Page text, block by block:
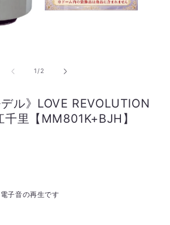
1/の
2
デル》LOVE REVOLUTION
里【MM801K+BJH】
子音の再生です